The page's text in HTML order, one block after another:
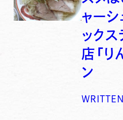
ャー
ック
店「り
ン